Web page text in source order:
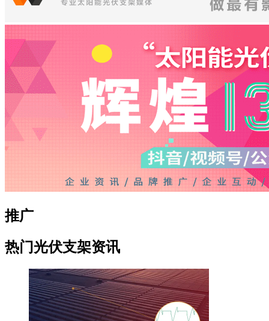
推广
热门光伏支架资讯